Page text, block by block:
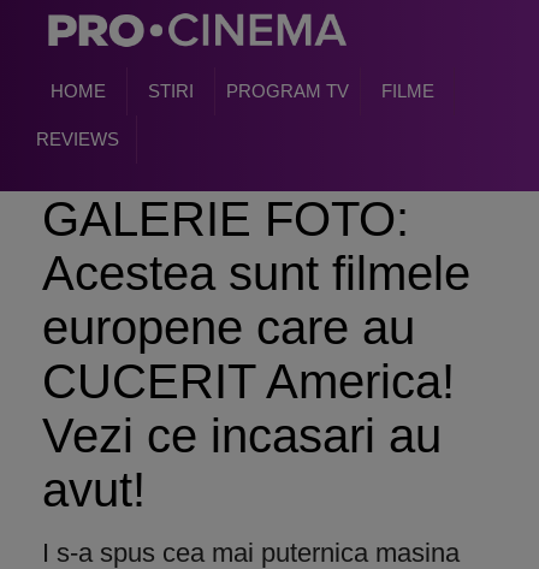
HOME STIRI PROGRAM TV FILME
REVIEWS
GALERIE FOTO:
Acestea sunt filmele
europene care au
CUCERIT America!
Vezi ce incasari au
avut!
I s-a spus cea mai puternica masina